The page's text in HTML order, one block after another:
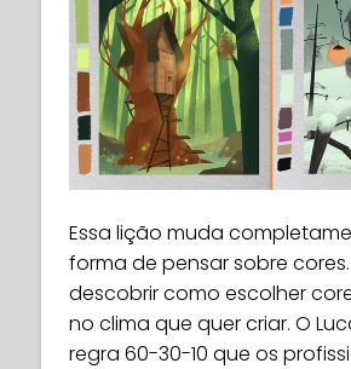
Essa lição muda
forma de pensar sobre
descobrir como escolher
no clima que quer criar. O
regra 60-30-10 que os